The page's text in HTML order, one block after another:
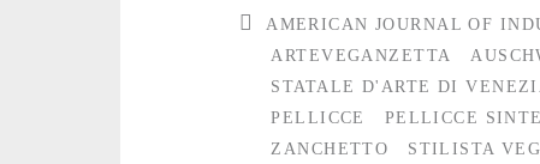
for
fashion
AMERICAN JOURNAL OF
ARTEVEGANZETTA
STATALE D'ARTE DI
PELLICCE
PELLICCE
ZANCHETTO
STILISTA